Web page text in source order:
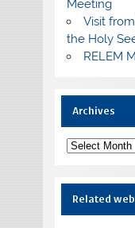
Meeting
Visit
the Holy
RELEM
Archives
Archives
Related